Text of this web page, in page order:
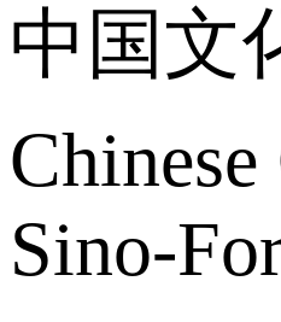
中国文
Sino-